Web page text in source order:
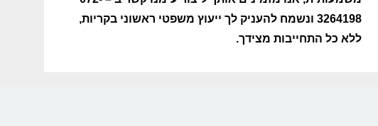
3264198 ונשמח להעניק לך ייעוץ משפטי ראשוני בקריות,
ללא כל התחייבות מצידך.